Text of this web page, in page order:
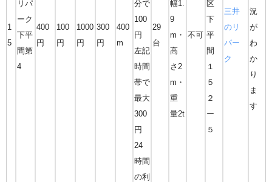
1
5
リパ
ーク
下平
間第
4
400
円
100
円
1000
円
300
円
400
m
分で
100
円
左記
時間
帯で
最大
300
円
24
時間
の利
29
台
幅1.
9
m・
高
さ2
m・
重
量2t
不可
区
下
平
間
１
５
２
ー
５
三井
のリ
パー
ク
況
が
わ
か
り
ま
す